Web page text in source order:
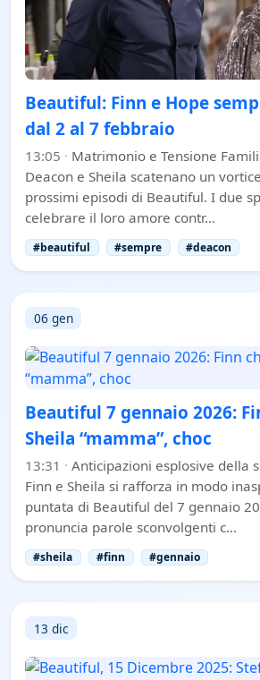
Beautiful: Finn e Hope
dal 2 al 7 febbraio
13:05 · Matrimonio e Tensione
Deacon e Sheila scatenano un
prossimi episodi di Beautiful. I due
celebrare il loro amore contr…
#beautiful #sempre #deacon
06 gen
Beautiful 7 gennaio 2026:
Sheila “mamma”, choc
13:31 · Anticipazioni esplosive della
Finn e Sheila si rafforza in modo
puntata di Beautiful del 7 gennaio
pronuncia parole sconvolgenti c…
#sheila #finn #gennaio
13 dic